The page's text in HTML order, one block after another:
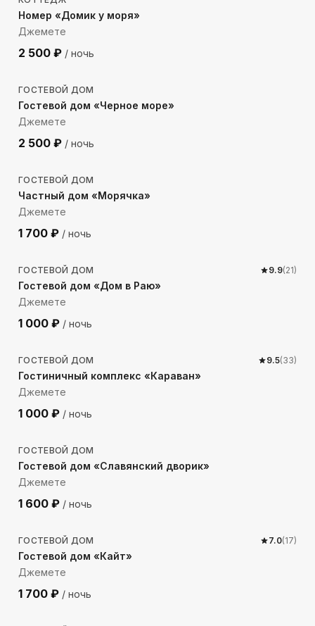
Номер «Домик у моря»
Джемете
2 500 ₽ / ночь
1255 м до моря
ГОСТЕВОЙ ДОМ
Гостевой дом «Черное море»
Джемете
2 500 ₽ / ночь
587м до моря
ГОСТЕВОЙ ДОМ
Частный дом «Морячка»
Джемете
1 700 ₽ / ночь
1176 м до моря
ГОСТЕВОЙ ДОМ 9.9(21)
Гостевой дом «Дом в Раю»
Джемете
1 000 ₽ / ночь
455м до моря
ГОСТЕВОЙ ДОМ 9.5(33)
Гостиничный комплекс «Караван»
Джемете
1 000 ₽ / ночь
1240 м до моря
ГОСТЕВОЙ ДОМ
Гостевой дом «Славянский дворик»
Джемете
1 600 ₽ / ночь
237м до моря
ГОСТЕВОЙ ДОМ 7.0(17)
Гостевой дом «Кайт»
Джемете
1 700 ₽ / ночь
433 м до моря